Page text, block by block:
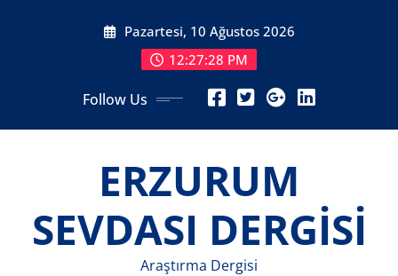
Pazartesi, 10 Ağustos 2026
12:27:30 PM
Follow Us
ERZURUM
SEVDASI DERGİSİ
Araştırma Dergisi